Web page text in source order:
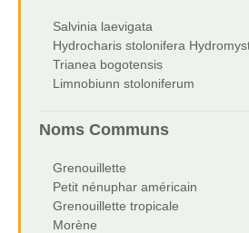
Salvinia laevigata
Hydrocharis stolonifera
Trianea bogotensis
Limnobiunn stoloniferum
Noms Communs
Grenouillette
Petit nénuphar américain
Grenouillette tropicale
Morène